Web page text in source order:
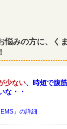
悩みの方に、く
少ない、時短で腹
な・・
」の詳細